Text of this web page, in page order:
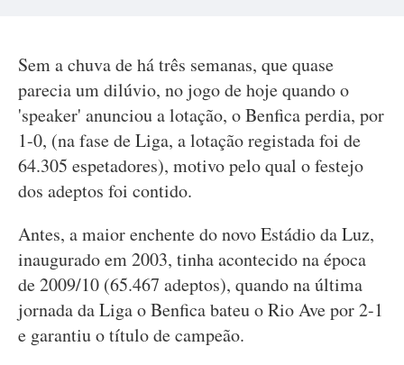
Sem a chuva de há três semanas, que quase
parecia um dilúvio, no jogo de hoje quando o
'speaker' anunciou a lotação, o Benfica perdia, por
1-0, (na fase de Liga, a lotação registada foi de
64.305 espetadores), motivo pelo qual o festejo
dos adeptos foi contido.
Antes, a maior enchente do novo Estádio da Luz,
inaugurado em 2003, tinha acontecido na época
de 2009/10 (65.467 adeptos), quando na última
jornada da Liga o Benfica bateu o Rio Ave por 2-1
e garantiu o título de campeão.